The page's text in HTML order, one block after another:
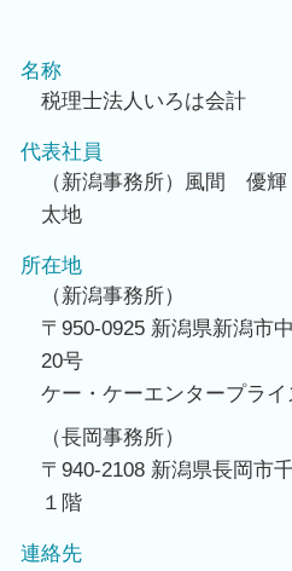
名称
税理士法人いろは会計
代表社員
（新潟事務所）風間 優
太地
所在地
（新潟事務所）
〒950-0925 新潟県新潟市
20号
ケー・ケーエンタープラ
（長岡事務所）
〒940-2108 新潟県長岡市
１階
連絡先